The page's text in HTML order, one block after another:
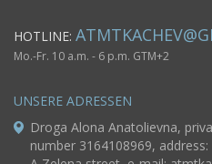
HOTLINE:
Mo.-Fr. 10 a.m. - 6 p.m. GTM+2
UNSERE ADRESSEN
Droga Alona Anatolievna,
number 3164108969,